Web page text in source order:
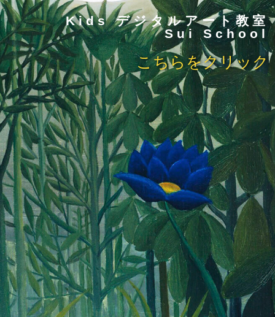
Kids デジタルアート教室
Sui School
こちらをクリック